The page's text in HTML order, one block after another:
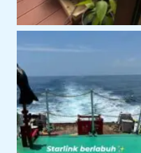
Penggunaan Starlink di